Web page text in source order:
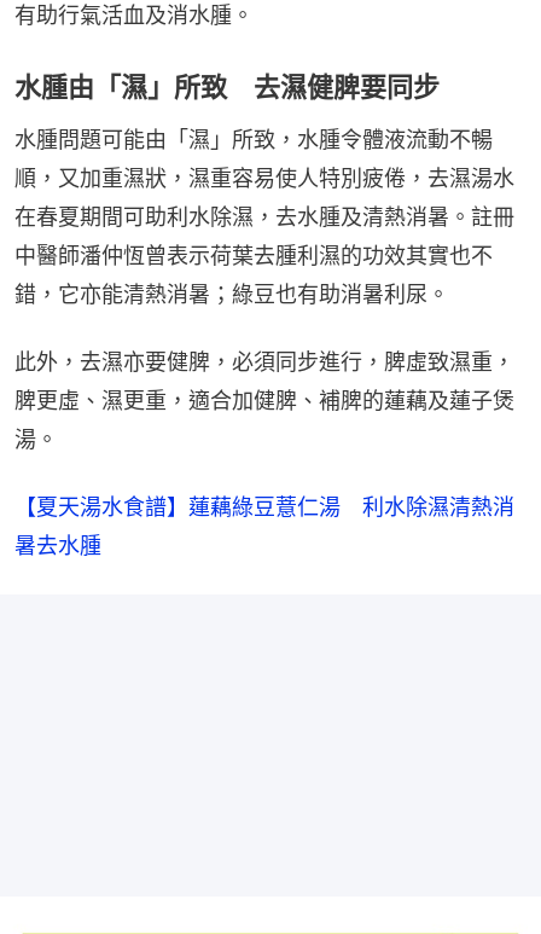
有助行氣活血及消水腫。
水腫由「濕」所致 去濕健脾要同步
水腫問題可能由「濕」所致，水腫令體液流動不暢
順，又加重濕狀，濕重容易使人特別疲倦，去濕湯水
在春夏期間可助利水除濕，去水腫及清熱消暑。註冊
中醫師潘仲恆曾表示荷葉去腫利濕的功效其實也不
錯，它亦能清熱消暑；綠豆也有助消暑利尿。
此外，去濕亦要健脾，必須同步進行，脾虛致濕重，
脾更虛、濕更重，適合加健脾、補脾的蓮藕及蓮子煲
湯。
【夏天湯水食譜】蓮藕綠豆薏仁湯　利水除濕清熱消
暑去水腫